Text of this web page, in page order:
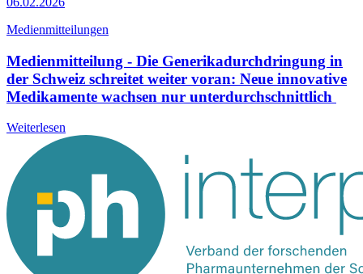
Medienmitteilungen
Medienmitteilung - Die Generikadurchdringung in
der Schweiz schreitet weiter voran: Neue innovative
Medikamente wachsen nur unterdurchschnittlich
Weiterlesen